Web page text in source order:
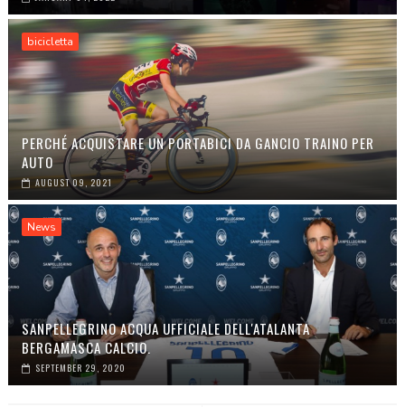
bicicletta
PERCHÉ ACQUISTARE UN PORTABICI DA GANCIO TRAINO PER
AUTO
AUGUST 09, 2021
News
SANPELLEGRINO ACQUA UFFICIALE DELL'ATALANTA
BERGAMASCA CALCIO.
SEPTEMBER 29, 2020